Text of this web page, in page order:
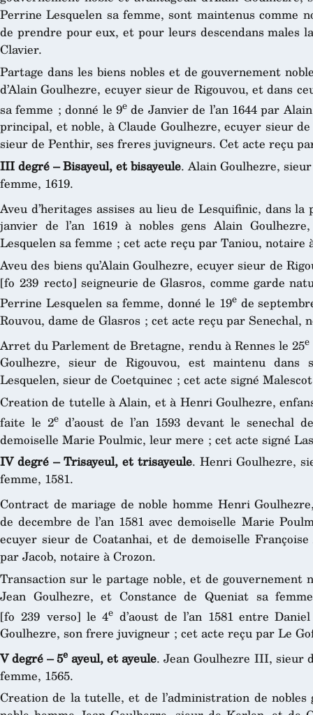
Perrine Lesquelen sa femme, sont maintenus comme
de prendre pour eux, et pour leurs descendans males
Clavier.
Partage dans les biens nobles et de gouvernement
d’Alain Goulhezre, ecuyer sieur de Rigouvou, et dans
sa femme ; donné le 9ede Janvier de l’an 1644 par
principal, et noble, à Claude Goulhezre, ecuyer sieur
sieur de Penthir, ses freres juvigneurs. Cet acte reçu
III degré – Bisayeul, et bisayeule. Alain Goulhezre,
femme, 1619.
Aveu d’heritages assises au lieu de Lesquifinic, dans
janvier de l’an 1619 à nobles gens Alain
Lesquelen sa femme ; cet acte reçu par Taniou, notaire
Aveu des biens qu’Alain Goulhezre, ecuyer sieur de
[fo 239 recto] seigneurie de Glasros, comme garde
Perrine Lesquelen sa femme, donné le 19ede
Rouvou, dame de Glasros ; cet acte reçu par Senechal,
Arret du Parlement de Bretagne, rendu à Rennes le 25e
Goulhezre, sieur de Rigouvou, est maintenu
Lesquelen, sieur de Coetquinec ; cet acte signé
Creation de tutelle à Alain, et à Henri Goulhezre,
faite le 2e d’aoust de l’an 1593 devant le senechal
demoiselle Marie Poulmic, leur mere ; cet acte signé
IV degré – Trisayeul, et trisayeule. Henri Goulhezre,
femme, 1581.
Contract de mariage de noble homme Henri
de decembre de l’an 1581 avec demoiselle Marie
ecuyer sieur de Coatanhai, et de demoiselle
par Jacob, notaire à Crozon.
Transaction sur le partage noble, et de gouvernement
Jean Goulhezre, et Constance de Queniat sa
[fo 239 verso] le 4e d’aoust de l’an 1581 entre
Goulhezre, son frere juvigneur ; cet acte reçu par Le
V degré – 5e ayeul, et ayeule. Jean Goulhezre III, sieur
femme, 1565.
Creation de la tutelle, et de l’administration de nobles